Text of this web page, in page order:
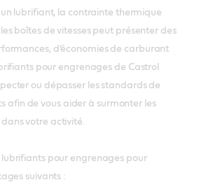
un lubrifiant, la contrainte thermique
boîtes de vitesses peut présenter des
d’économies de carburant
pour engrenages de Castrol
ou dépasser les standards de
afin de vous aider à surmonter les
votre activité.
lubrifiants pour engrenages pour
suivants :